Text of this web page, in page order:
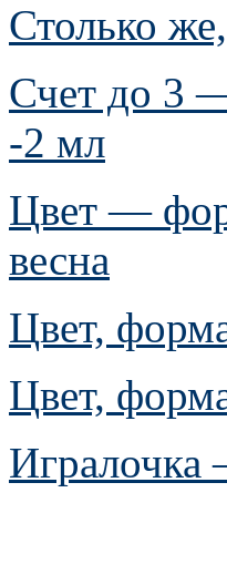
Столько
Счет до 3
-2 мл
Цвет —
весна
Цвет,
Цвет,
Игралочка